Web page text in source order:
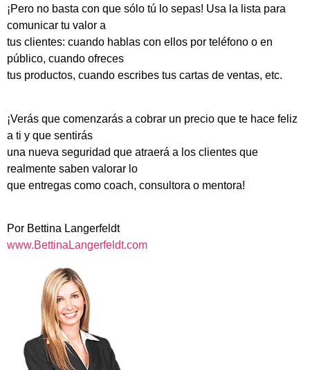
¡Pero no basta con que sólo tú lo sepas! Usa la lista para
comunicar tu valor a
tus clientes: cuando hablas con ellos por teléfono o en
público, cuando ofreces
tus productos, cuando escribes tus cartas de ventas, etc.
¡Verás que comenzarás a cobrar un precio que te hace feliz
a ti y que sentirás
una nueva seguridad que atraerá a los clientes que
realmente saben valorar lo
que entregas como coach, consultora o mentora!
Por Bettina Langerfeldt
www.BettinaLangerfeldt.com